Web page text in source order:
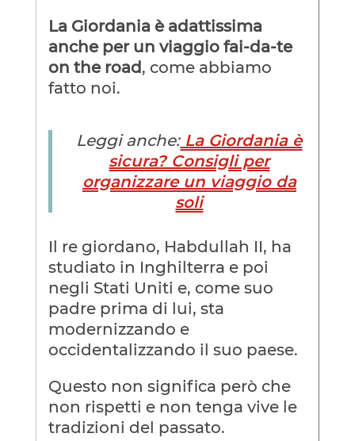
La Giordania è adattissima
anche per un viaggio fai-da-te
on the road, come abbiamo
fatto noi.
Leggi anche:La Giordania è
sicura? Consigli per
organizzare un viaggio da
soli
Il re giordano, Habdullah II, ha
studiato in Inghilterra e poi
negli Stati Uniti e, come suo
padre prima di lui, sta
modernizzando e
occidentalizzando il suo paese.
Questo non significa però che
non rispetti e non tenga vive le
tradizioni del passato.